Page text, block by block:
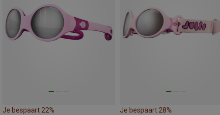
Je bespaart 22% Je bespaart 28%